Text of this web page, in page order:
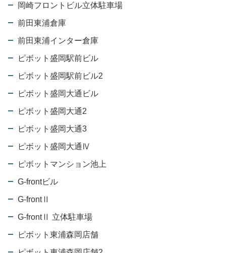
岡崎フロントビル立体駐車場
前田東浦倉庫
前田東浦インター倉庫
ピボット盛岡駅前ビル
ピボット盛岡駅前ビル2
ピボット盛岡大通ビル
ピボット盛岡大通2
ピボット盛岡大通3
ピボット盛岡大通Ⅳ
ピボットマンション池上
G-frontビル
G-frontⅡ
G-frontⅡ 立体駐車場
ピボット東浦森岡店舗